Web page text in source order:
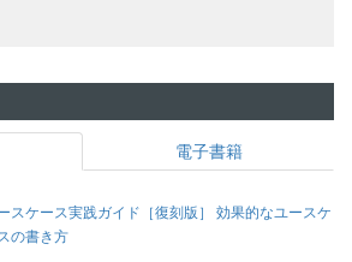
電子書籍
スケース実践ガイド［復刻版］ 効果的なユースケ
の書き方